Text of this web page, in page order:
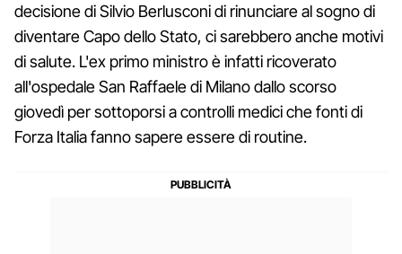
decisione di Silvio Berlusconi di rinunciare al sogno di
diventare Capo dello Stato, ci sarebbero anche motivi
di salute. L'ex primo ministro è infatti ricoverato
all'ospedale San Raffaele di Milano dallo scorso
giovedì per sottoporsi a controlli medici che fonti di
Forza Italia fanno sapere essere di routine.